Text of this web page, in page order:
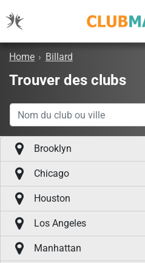
Home › Billard
Trouver des clubs
Brooklyn
Chicago
Houston
Los Angeles
Manhattan